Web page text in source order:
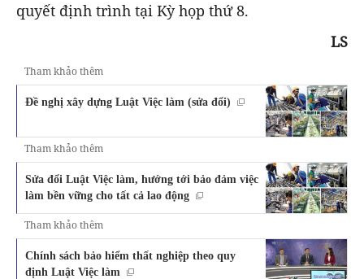
quyết định trình tại Kỳ họp thứ 8.
LS
Tham khảo thêm
Đề nghị xây dựng Luật Việc làm (sửa đổi)
Tham khảo thêm
Sửa đổi Luật Việc làm, hướng tới bảo đảm việc
làm bền vững cho tất cả lao động
Tham khảo thêm
Chính sách bảo hiểm thất nghiệp theo quy
định Luật Việc làm